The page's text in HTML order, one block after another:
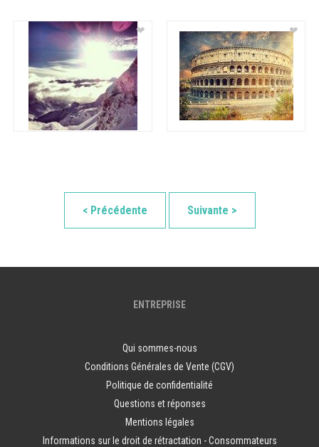
❤ ❤
< Précédente Suivante >
ENTREPRISE
Qui sommes-nous
Conditions Générales de Vente (CGV)
Politique de confidentialité
Questions et réponses
Mentions légales
Informations sur le droit de rétractation - Consommateurs